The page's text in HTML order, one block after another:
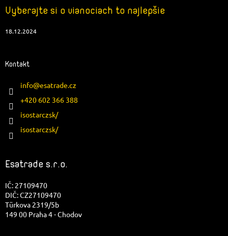
Vyberajte si o vianociach to najlepšie
18.12.2024
Kontakt
info@esatrade.cz
+420 602 366 388
isostarczsk/
isostarczsk/
Esatrade s.r.o.
IČ: 27109470
DIČ: CZ27109470
Türkova 2319/5b
149 00 Praha 4 - Chodov